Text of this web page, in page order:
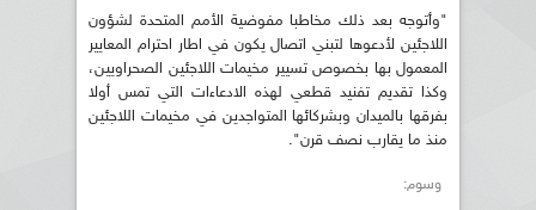
"وأتوجه بعد ذلك مخاطبا مفوضية الأمم المتحدة لشؤون
اللاجئين لأدعوها لتبني اتصال يكون في اطار احترام المعايير
المعمول بها بخصوص تسيير مخيمات اللاجئين الصحراويين،
وكذا تقديم تفنيد قطعي لهذه الادعاءات التي تمس أولا
بفرقها بالميدان وبشركائها المتواجدين في مخيمات اللاجئين
منذ ما يقارب نصف قرن".
وسوم: